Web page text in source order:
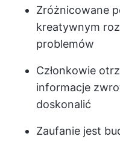
Zróżnicowane
kreatywnym
problemów
Członkowie
informacje
doskonalić
Zaufanie jest